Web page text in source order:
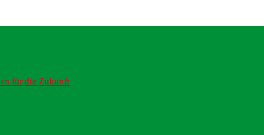
für die Zukunft